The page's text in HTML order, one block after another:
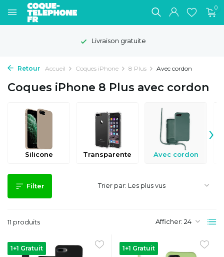
0
Délai de rétractation de 100 jours
Retour Accueil Coques iPhone 8 Plus Avec cordon
Coques iPhone 8 Plus avec cordon
Silicone Transparente Avec cordon
›
Filter
11 produits Afficher:
Trier par:
1+1 Gratuit 1+1 Gratuit